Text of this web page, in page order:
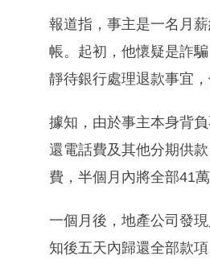
報道指，事主是一名月
帳。起初，他懷疑是詐
靜待銀行處理退款事宜
據知，由於事主本身背
還電話費及其他分期供
費，半個月內將全部41萬
一個月後，地產公司發
知後五天內歸還全部款項